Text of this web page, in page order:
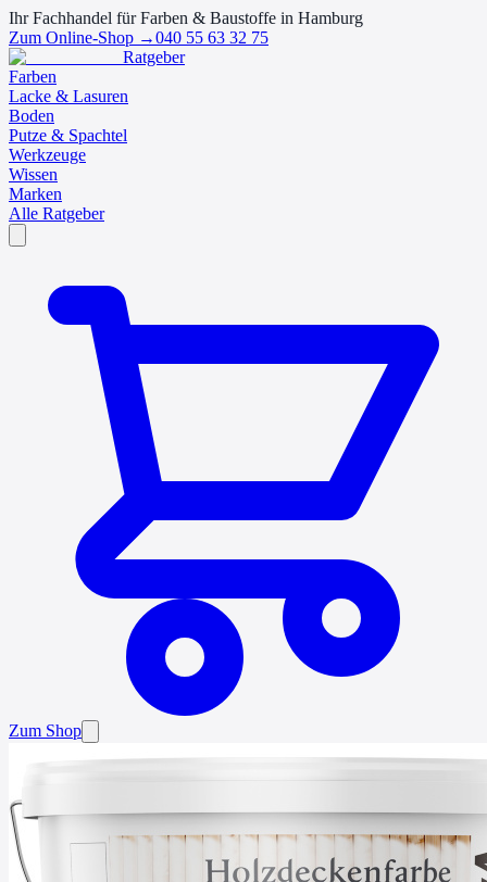
Ihr Fachhandel für Farben & Baustoffe in Hamburg
Zum Online-Shop →040 55 63 32 75
Ratgeber
Farben
Lacke & Lasuren
Boden
Putze & Spachtel
Werkzeuge
Wissen
Marken
Alle Ratgeber
Zum Shop